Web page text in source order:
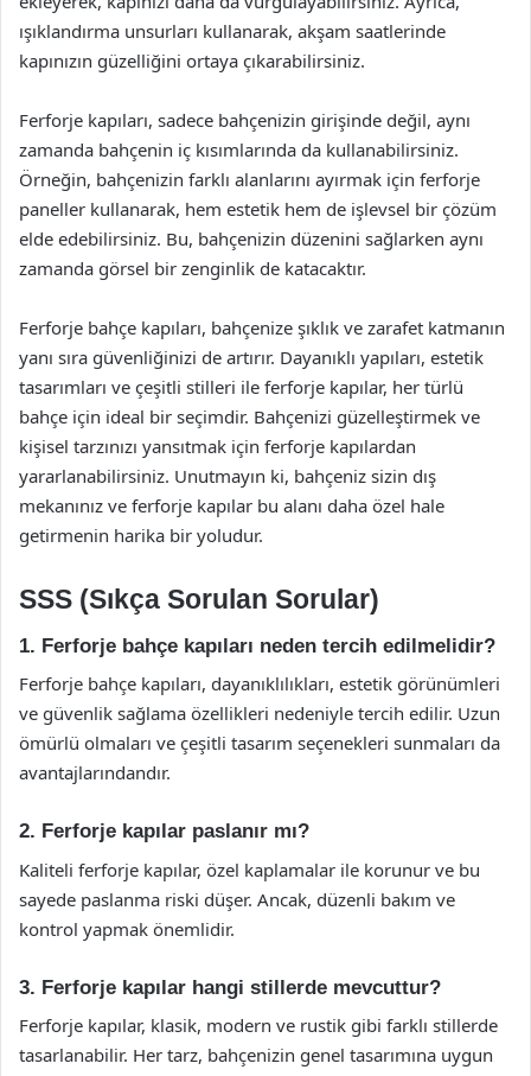
ışıklandırma unsurları kullanarak, akşam saatlerinde
kapınızın güzelliğini ortaya çıkarabilirsiniz.
Ferforje kapıları, sadece bahçenizin girişinde değil, aynı
zamanda bahçenin iç kısımlarında da kullanabilirsiniz.
Örneğin, bahçenizin farklı alanlarını ayırmak için ferforje
paneller kullanarak, hem estetik hem de işlevsel bir çözüm
elde edebilirsiniz. Bu, bahçenizin düzenini sağlarken aynı
zamanda görsel bir zenginlik de katacaktır.
Ferforje bahçe kapıları, bahçenize şıklık ve zarafet katmanın
yanı sıra güvenliğinizi de artırır. Dayanıklı yapıları, estetik
tasarımları ve çeşitli stilleri ile ferforje kapılar, her türlü
bahçe için ideal bir seçimdir. Bahçenizi güzelleştirmek ve
kişisel tarzınızı yansıtmak için ferforje kapılardan
yararlanabilirsiniz. Unutmayın ki, bahçeniz sizin dış
mekanınız ve ferforje kapılar bu alanı daha özel hale
getirmenin harika bir yoludur.
SSS (Sıkça Sorulan Sorular)
1. Ferforje bahçe kapıları neden tercih edilmelidir?
Ferforje bahçe kapıları, dayanıklılıkları, estetik görünümleri
ve güvenlik sağlama özellikleri nedeniyle tercih edilir. Uzun
ömürlü olmaları ve çeşitli tasarım seçenekleri sunmaları da
avantajlarındandır.
2. Ferforje kapılar paslanır mı?
Kaliteli ferforje kapılar, özel kaplamalar ile korunur ve bu
sayede paslanma riski düşer. Ancak, düzenli bakım ve
kontrol yapmak önemlidir.
3. Ferforje kapılar hangi stillerde mevcuttur?
Ferforje kapılar, klasik, modern ve rustik gibi farklı stillerde
tasarlanabilir. Her tarz, bahçenizin genel tasarımına uygun